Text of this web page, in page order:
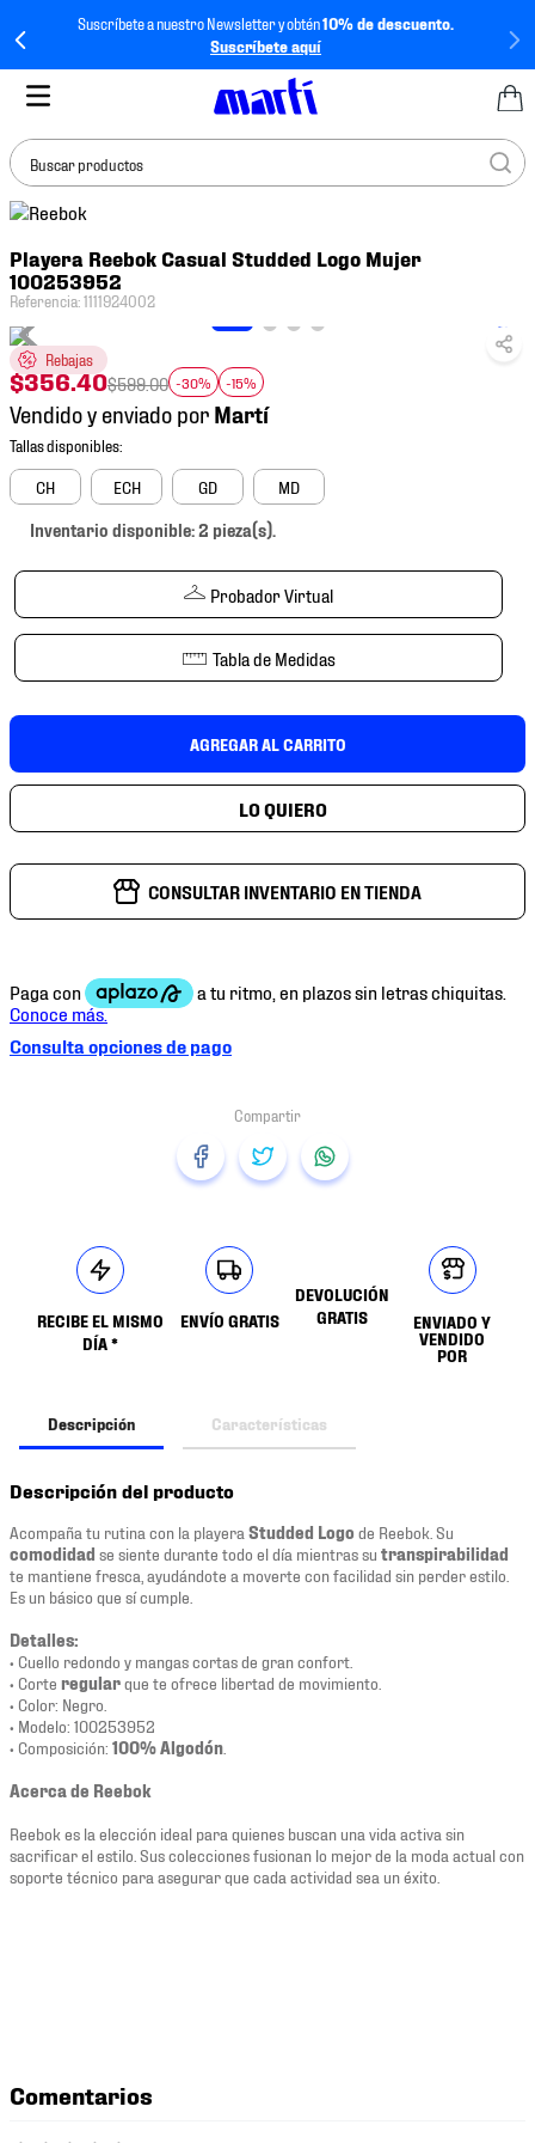
Suscríbete a nuestro Newsletter y obtén10% de descuento.
Suscríbete aquí
Buscar productos
Playera Reebok Casual Studded Logo Mujer
100253952
Referencia:1111924002
Rebajas
$356.40$599.00 -30% -15%
Vendido y enviado por
CH ECH GD MD
Inventario disponible: 2 pieza(s).
Probador Virtual
Tabla de Medidas
AGREGAR AL CARRITO
CONSULTAR INVENTARIO EN TIENDA
Consulta opciones de pago
RECIBE EL MISMO
DÍA *
ENVÍO GRATIS
DEVOLUCIÓN
GRATIS
ENVIADO Y
VENDIDO
POR
Descripción Características
Descripción del producto
Acompaña tu rutina con la playera Studded Logo de Reebok. Su
comodidad se siente durante todo el día mientras su transpirabilidad
te mantiene fresca, ayudándote a moverte con facilidad sin perder estilo.
Es un básico que sí cumple.
Detalles:
• Cuello redondo y mangas cortas de gran confort.
• Corte regularque te ofrece libertad de movimiento.
• Color: Negro.
• Modelo: 100253952
• Composición: 100% Algodón
Acerca de Reebok
Reebok es la elección ideal para quienes buscan una vida activa sin
sacrificar el estilo. Sus colecciones fusionan lo mejor de la moda actual con
soporte técnico para asegurar que cada actividad sea un éxito.
Comentarios
BUSCADOS
1.
tenis mujer
2.
3.
tenis
4.
tenis futbol
5.
jersey
6.
mochila
9.
tenis niño